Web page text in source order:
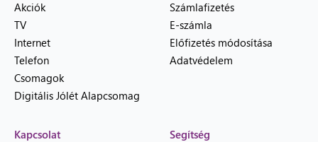
Akciók
TV
Internet
Telefon
Csomagok
Digitális Jólét Alapcsomag
Számlafizetés
E-számla
Előfizetés módosítása
Adatvédelem
Kapcsolat Segítség